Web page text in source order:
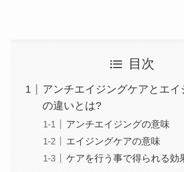
目次
アンチエイジングケアとエイ
の違いとは?
アンチエイジングの意味
エイジングケアの意味
ケアを行う事で得られる効